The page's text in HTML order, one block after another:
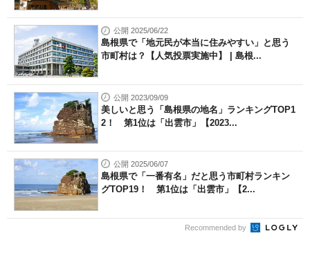
公開 2025/06/22
島根県で「地元民が本当に住みやすい」と思う
市町村は？【人気投票実施中】 | 島根...
公開 2023/09/09
美しいと思う「島根県の地名」ランキングTOP1
2！ 第1位は「出雲市」【2023...
公開 2025/06/07
島根県で「一番有名」だと思う市町村ランキン
グTOP19！ 第1位は「出雲市」【2...
Recommended by